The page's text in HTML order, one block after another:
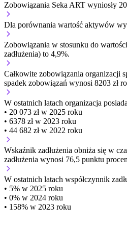
Zobowiązania Seka ART wyniosły 20
Dla porównania wartość aktywów
Zobowiązania w stosunku do
zadłużenia) to 4,9%.
Całkowite zobowiązania organizacji
spadek zobowiązań wynosi 8203 zł
W ostatnich latach organizacja
• 20 073 zł w 2025 roku
• 6378 zł w 2023 roku
• 44 682 zł w 2022 roku
Wskaźnik zadłużenia obniża się w
zadłużenia wynosi 76,5 punktu
W ostatnich latach współczynnik
• 5% w 2025 roku
• 0% w 2024 roku
• 158% w 2023 roku